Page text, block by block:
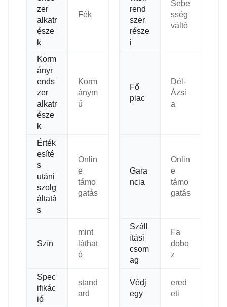
zer
alkatr
észe
k
Fék
rend
szer
része
i
Sebe
sség
váltó
Korm
ányr
ends
zer
alkatr
észe
k
Korm
ánym
ű
Fő
piac
Dél-
Ázsi
a
Érték
esíté
s
utáni
szolg
áltatá
s
Onlin
e
támo
gatás
Gara
ncia
Onlin
e
támo
gatás
Szín
mint
láthat
ó
Száll
ítási
csom
ag
Fa
dobo
z
Spec
ifikác
ió
stand
ard
Védj
egy
ered
eti